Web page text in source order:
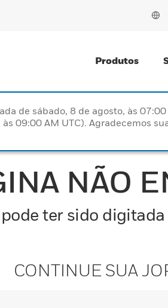
Produtos
de sábado, 8 de agosto, às
09:00 AM UTC). Agradecemos
NÃO
ter sido
CONTINUE SUA